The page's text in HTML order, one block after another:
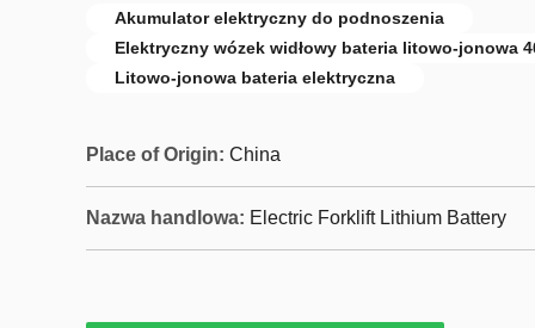
Akumulator elektryczny do podnoszenia
Elektryczny wózek widłowy bateria litowo-jonowa
Litowo-jonowa bateria elektryczna
Place of Origin: China
Nazwa handlowa: Electric Forklift Lithium Battery